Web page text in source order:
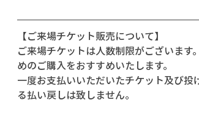
【ご来場チケット販売について】
ご来場チケットは人数制限がございま
めのご購入をおすすめいたします。
一度お支払いいただいたチケット及び
る払い戻しは致しません。